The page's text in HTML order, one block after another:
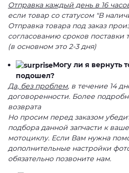
Отправка каждый день в 16
если товар со статусом "В
Отправка товара под заказ
согласованию сроков поставки
(в основном это 2-3 дня)
Могу ли я вернуть
подошел?
Да, без проблем, в течение 14
договоренности. Более
возврата
Но просим перед заказом
подбора данной запчасти к
мотоциклу. Если Вам нужна
дополнительные настройки
обязательно позвоните нам.